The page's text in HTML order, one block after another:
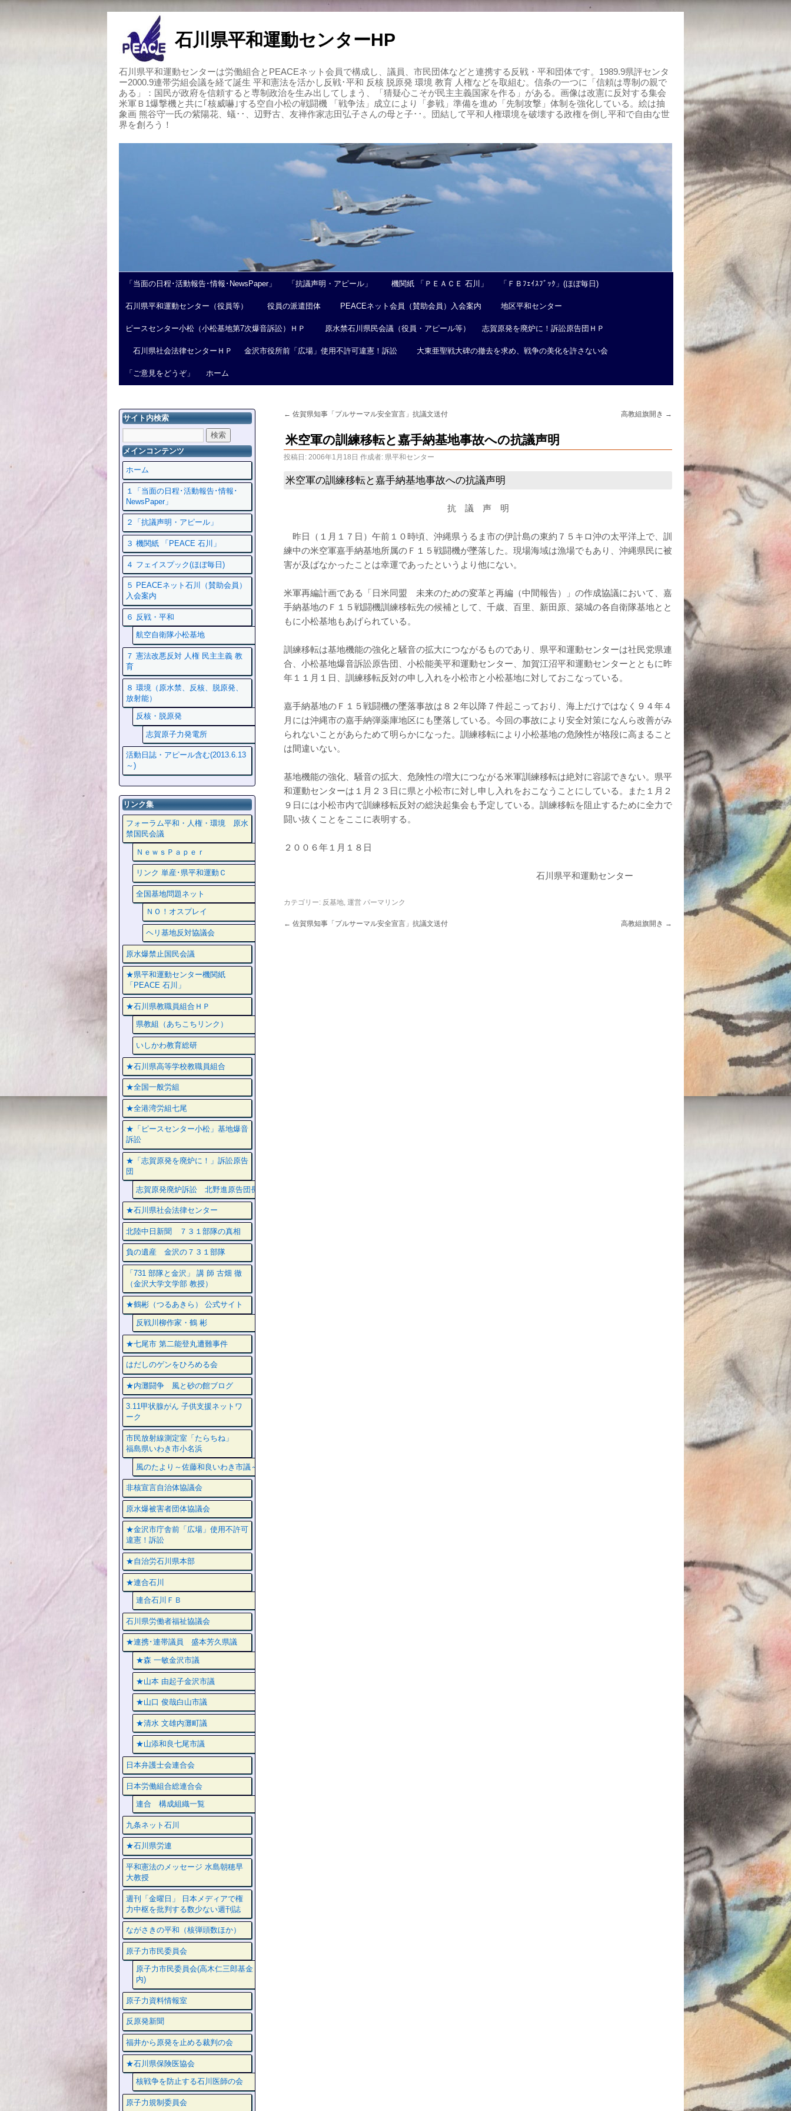
石川県平和運動センターHP
石川県平和運動センターは労働組合とPEACEネット会員で構成し、議員、市民団体などと連携する反戦・平和団体です。1989.9県評センタ
ー2000.9連帯労組会議を経て誕生 平和憲法を活かし反戦･平和 反核 脱原発 環境 教育 人権などを取組む。信条の一つに「信頼は専制の親で
ある」：国民が政府を信頼すると専制政治を生み出してしまう、「猜疑心こそが民主主義国家を作る」がある。画像は改憲に反対する集会
米軍Ｂ1爆撃機と共に｢核威嚇｣する空自小松の戦闘機 「戦争法」成立により「参戦」準備を進め「先制攻撃」体制を強化している。絵は抽
象画 熊谷守一氏の紫陽花、蟻･･、辺野古、友禅作家志田弘子さんの母と子･･。団結して平和人権環境を破壊する政権を倒し平和で自由な世
界を創ろう！
「当面の日程･活動報告･情報･NewsPaper」 「抗議声明・アピール」 機関紙 「ＰＥＡＣＥ 石川」 「ＦＢﾌｪｲｽﾌﾞｯｸ」(ほぼ毎日)
石川県平和運動センター（役員等） 役員の派遣団体 PEACEネット会員（賛助会員）入会案内 地区平和センター
ピースセンター小松（小松基地第7次爆音訴訟）ＨＰ 原水禁石川県民会議（役員・アピール等） 志賀原発を廃炉に！訴訟原告団ＨＰ
石川県社会法律センターＨＰ 金沢市役所前「広場」使用不許可違憲！訴訟 大東亜聖戦大碑の撤去を求め、戦争の美化を許さない会
「ご意見をどうぞ」 ホーム
← 佐賀県知事「プルサーマル安全宣言」抗議文送付 高教組旗開き →
米空軍の訓練移転と嘉手納基地事故への抗議声明
投稿日: 2006年1月18日 作成者: 県平和センター
米空軍の訓練移転と嘉手納基地事故への抗議声明
抗 議 声 明
昨日（１月１７日）午前１０時頃、沖縄県うるま市の伊計島の東約７５キロ沖の太平洋上で、訓
練中の米空軍嘉手納基地所属のＦ１５戦闘機が墜落した。現場海域は漁場でもあり、沖縄県民に被
害が及ばなかったことは幸運であったというより他にない。
米軍再編計画である「日米同盟 未来のための変革と再編（中間報告）」の作成協議において、嘉
手納基地のＦ１５戦闘機訓練移転先の候補として、千歳、百里、新田原、築城の各自衛隊基地とと
もに小松基地もあげられている。
訓練移転は基地機能の強化と騒音の拡大につながるものであり、県平和運動センターは社民党県連
合、小松基地爆音訴訟原告団、小松能美平和運動センター、加賀江沼平和運動センターとともに昨
年１１月１日、訓練移転反対の申し入れを小松市と小松基地に対しておこなっている。
嘉手納基地のＦ１５戦闘機の墜落事故は８２年以降７件起こっており、海上だけではなく９４年４
月には沖縄市の嘉手納弾薬庫地区にも墜落している。今回の事故により安全対策になんら改善がみ
られないことがあらためて明らかになった。訓練移転により小松基地の危険性が格段に高まること
は間違いない。
基地機能の強化、騒音の拡大、危険性の増大につながる米軍訓練移転は絶対に容認できない。県平
和運動センターは１月２３日に県と小松市に対し申し入れをおこなうことにしている。また１月２
９日には小松市内で訓練移転反対の総決起集会も予定している。訓練移転を阻止するために全力で
闘い抜くことをここに表明する。
２００６年１月１８日
石川県平和運動センター
カテゴリー: 反基地, 運営 パーマリンク
← 佐賀県知事「プルサーマル安全宣言」抗議文送付 高教組旗開き →
サイト内検索
メインコンテンツ
ホーム
１「当面の日程･活動報告･情報･
NewsPaper」
２「抗議声明・アピール」
３ 機関紙 「PEACE 石川」
４ フェイスプック(ほぼ毎日)
５ PEACEネット石川（賛助会員）
入会案内
６ 反戦・平和
航空自衛隊小松基地
７ 憲法改悪反対 人権 民主主義 教
育
８ 環境（原水禁、反核、脱原発、
放射能）
反核・脱原発
志賀原子力発電所
活動日誌・アピール含む(2013.6.13
～)
リンク集
フォーラム平和・人権・環境 原水
禁国民会議
ＮｅｗｓＰａｐｅｒ
リンク 単産･県平和運動Ｃ
全国基地問題ネット
ＮＯ！オスプレイ
ヘリ基地反対協議会
原水爆禁止国民会議
★県平和運動センター機関紙
「PEACE 石川」
★石川県教職員組合ＨＰ
県教組（あちこちリンク）
いしかわ教育総研
★石川県高等学校教職員組合
★全国一般労組
★全港湾労組七尾
★「ピースセンター小松」基地爆音
訴訟
★「志賀原発を廃炉に！」訴訟原告
団
志賀原発廃炉訴訟 北野進原告団長
★石川県社会法律センター
北陸中日新聞 ７３１部隊の真相
負の遺産 金沢の７３１部隊
「731 部隊と金沢」 講 師 古畑 徹
（金沢大学文学部 教授）
★鶴彬（つるあきら） 公式サイト
反戦川柳作家・鶴 彬
★七尾市 第二能登丸遭難事件
はだしのゲンをひろめる会
★内灘闘争 風と砂の館ブログ
3.11甲状腺がん 子供支援ネットワ
ーク
市民放射線測定室「たらちね」
福島県いわき市小名浜
風のたより～佐藤和良いわき市議～
非核宣言自治体協議会
原水爆被害者団体協議会
★金沢市庁舎前「広場」使用不許可
違憲！訴訟
★自治労石川県本部
★連合石川
連合石川ＦＢ
石川県労働者福祉協議会
★連携･連帯議員 盛本芳久県議
★森 一敏金沢市議
★山本 由起子金沢市議
★山口 俊哉白山市議
★清水 文雄内灘町議
★山添和良七尾市議
日本弁護士会連合会
日本労働組合総連合会
連合 構成組織一覧
九条ネット石川
★石川県労連
平和憲法のメッセージ 水島朝穂早
大教授
週刊「金曜日」 日本メディアで権
力中枢を批判する数少ない週刊誌
ながさきの平和（核弾頭数ほか）
原子力市民委員会
原子力市民委員会(高木仁三郎基金
内)
原子力資料情報室
反原発新聞
福井から原発を止める裁判の会
★石川県保険医協会
核戦争を防止する石川医師の会
原子力規制委員会